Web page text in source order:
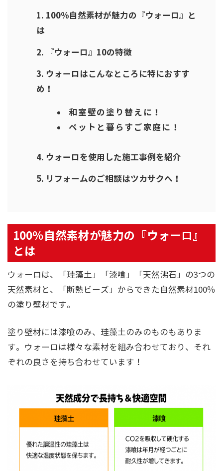
100％自然素材が魅力の『ウォーロ』と
は
『ウォーロ』10の特徴
ウォーロはこんなところに特におすす
め！
和室壁の塗り替えに！
ペットと暮らすご家庭に！
ウォーロを使用した施工事例を紹介
リフォームのご相談はツカサクへ！
100％自然素材が魅力の『ウォーロ』
とは
ウォーロは、「珪藻土」「漆喰」「天然沸石」の3つの
天然素材と、「断熱ビーズ」からできた自然素材100％
の塗り壁材です。
塗り壁材には漆喰のみ、珪藻土のみのものもありま
す。ウォーロは様々な素材を組み合わせており、それ
ぞれの良さを持ち合わせています！